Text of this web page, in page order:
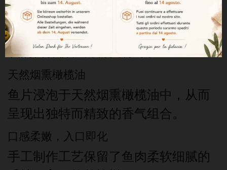
风味浓郁的蓝肉鱼
鲭鱼因其肉质鲜嫩、风味浓郁以及公
认的营养价值而备受青睐。
天然烟熏橄榄油
鱼片浸泡于天然烟熏橄榄油中，从而
呈现出独特而精致的香气组合。
口感柔嫩，入口即化
手工制作工艺保留了鱼肉柔软细腻的